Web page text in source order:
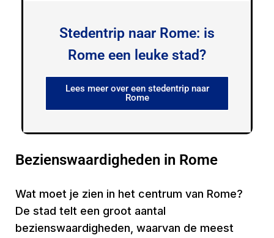
Stedentrip naar Rome: is
Rome een leuke stad?
Lees meer over een stedentrip naar
Rome
Bezienswaardigheden in Rome
Wat moet je zien in het centrum van Rome?
De stad telt een groot aantal
bezienswaardigheden, waarvan de meest